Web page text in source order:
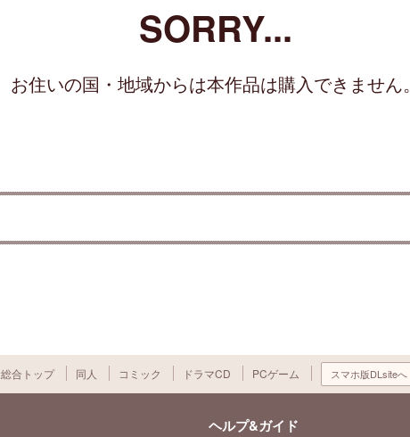
SORRY...
お住いの国・地域からは本作品は購入できません。
総合トップ 同人 コミック ドラマCD PCゲーム スマホ版DLsiteへ
ヘルプ&ガイド